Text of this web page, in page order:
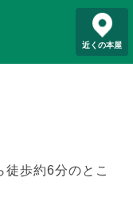
近くの本屋
徒歩約6分のとこ